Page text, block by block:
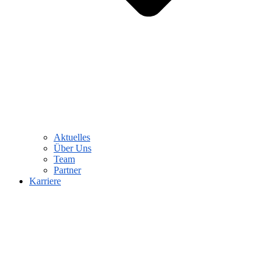
Aktuelles
Über Uns
Team
Partner
Karriere